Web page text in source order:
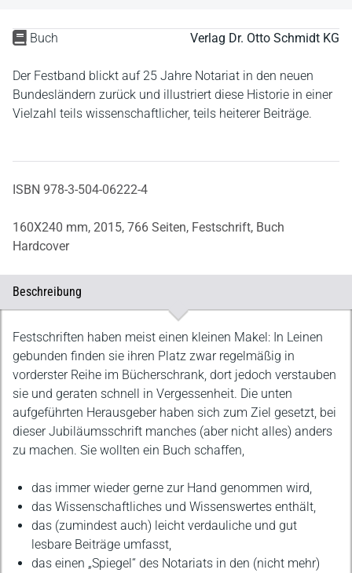
Buch Verlag Dr. Otto Schmidt KG
Der Festband blickt auf 25 Jahre Notariat in den neuen
Bundesländern zurück und illustriert diese Historie in einer
Vielzahl teils wissenschaftlicher, teils heiterer Beiträge.
ISBN 978-3-504-06222-4
160X240 mm, 2015, 766 Seiten, Festschrift, Buch
Hardcover
Beschreibung
Beschreibung
Festschriften haben meist einen kleinen Makel: In Leinen
gebunden finden sie ihren Platz zwar regelmäßig in
vorderster Reihe im Bücherschrank, dort jedoch verstauben
sie und geraten schnell in Vergessenheit. Die unten
aufgeführten Herausgeber haben sich zum Ziel gesetzt, bei
dieser Jubiläumsschrift manches (aber nicht alles) anders
zu machen. Sie wollten ein Buch schaffen,
das immer wieder gerne zur Hand genommen wird,
das Wissenschaftliches und Wissenswertes enthält,
das (zumindest auch) leicht verdauliche und gut
lesbare Beiträge umfasst,
das einen „Spiegel“ des Notariats in den (nicht mehr)